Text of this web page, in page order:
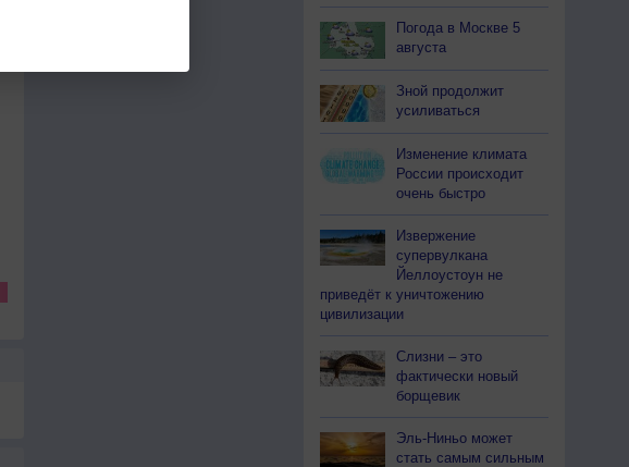
Погода в Москве 5
августа
Зной продолжит
усиливаться
Изменение климата
России происходит
очень быстро
Извержение
супервулкана
Йеллоустоун не
приведёт к уничтожению
цивилизации
Слизни – это
фактически новый
борщевик
Эль-Ниньо может
стать самым сильным